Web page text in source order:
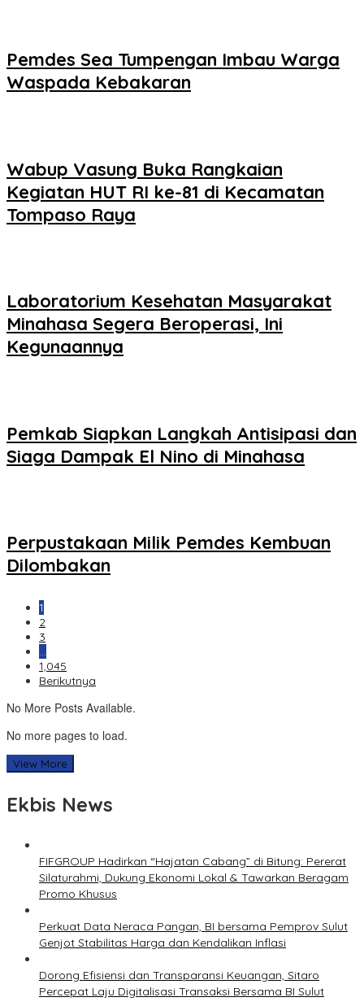
Pemdes Sea Tumpengan Imbau Warga
Waspada Kebakaran
Wabup Vasung Buka Rangkaian
Kegiatan HUT RI ke-81 di Kecamatan
Tompaso Raya
Laboratorium Kesehatan Masyarakat
Minahasa Segera Beroperasi, Ini
Kegunaannya
Pemkab Siapkan Langkah Antisipasi dan
Siaga Dampak El Nino di Minahasa
Perpustakaan Milik Pemdes Kembuan
Dilombakan
1
2
3
…
1,045
Berikutnya
No More Posts Available.
No more pages to load.
View More
Ekbis News
FIFGROUP Hadirkan “Hajatan Cabang” di Bitung: Pererat
Silaturahmi, Dukung Ekonomi Lokal & Tawarkan Beragam
Promo Khusus
Perkuat Data Neraca Pangan, BI bersama Pemprov Sulut
Genjot Stabilitas Harga dan Kendalikan Inflasi
Dorong Efisiensi dan Transparansi Keuangan, Sitaro
Percepat Laju Digitalisasi Transaksi Bersama BI Sulut